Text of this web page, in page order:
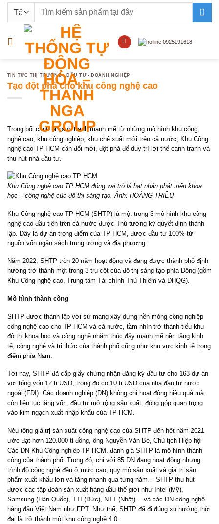
nội
Tìm
TIN TỨC THỊ TRƯỜNG - ĐẦU TƯ - DOANH NGHIỆP
Tạo đột phá cho khu công nghệ cao
Trong bối cảnh bị cạnh tranh mạnh mẽ từ những mô hình khu công
nghệ cao, khu công nghiệp, khu chế xuất mới trên cả nước, Khu Công
nghệ cao TP HCM cần đổi mới, đột phá để duy trì lợi thế cạnh tranh và
thu hút nhà đầu tư.
Khu Công nghệ cao TP HCM đóng vai trò là hạt nhân phát triển khoa
học – công nghệ của đô thị sáng tạo. Ảnh: HOÀNG TRIỀU
Khu Công nghệ cao TP HCM (SHTP) là một trong 3 mô hình khu công
nghệ cao đầu tiên trên cả nước được Thủ tướng ký quyết định thành
lập. Đây là dự án trọng điểm của TP HCM, được đầu tư 100% từ
nguồn vốn ngân sách trung ương và địa phương.
Năm 2022, SHTP tròn 20 năm hoạt động và đang được thành phố định
hướng trở thành một trong 3 trụ cột của đô thị sáng tạo phía Đông (gồm
Khu Công nghệ cao, Trung tâm Tài chính Thủ Thiêm và ĐHQG).
Mô hình thành công
SHTP được thành lập với sứ mạng xây dựng nền móng công nghiệp
công nghệ cao cho TP HCM và cả nước, tầm nhìn trở thành tiểu khu
đô thị khoa học và công nghệ nhằm thúc đẩy mạnh mẽ nền tảng kinh
tế, công nghệ và tri thức của thành phố cũng như khu vực kinh tế trọng
điểm phía Nam.
Tới nay, SHTP đã cấp giấy chứng nhận đăng ký đầu tư cho 163 dự án
với tổng vốn 12 tỉ USD, trong đó có 10 tỉ USD của nhà đầu tư nước
ngoài (FDI). Các doanh nghiệp (DN) không chỉ hoạt động hiệu quả mà
còn liên tục tăng vốn, đầu tư mở rộng sản xuất, đóng góp quan trọng
vào kim ngạch xuất nhập khẩu của TP HCM.
Nêu tổng giá trị sản xuất công nghệ cao của SHTP đến hết năm 2021
ước đạt hơn 120.000 tỉ đồng, ông Nguyễn Văn Bé, Chủ tịch Hiệp hội
Các DN Khu Công nghiệp TP HCM, đánh giá SHTP là mô hình thành
công của thành phố. Trong đó, chỉ với 85 DN đang hoạt động nhưng
trình độ công nghệ đều ở mức cao, quy mô sản xuất và giá trị sản
phẩm xuất khẩu lớn và tăng nhanh qua từng năm… SHTP thu hút
được các tập đoàn sản xuất hàng đầu thế giới như Intel (Mỹ),
Samsung (Hàn Quốc), TTI (Đức), NTT (Nhật)… và các DN công nghệ
hàng đầu Việt Nam như FPT. Như thế, SHTP đã đi đúng xu hướng thời
đại là trở thành một khu công nghệ 4.0.